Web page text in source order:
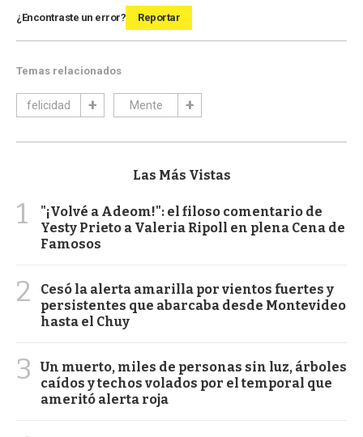
¿Encontraste un error? Reportar
Temas relacionados
felicidad Mente
Las Más Vistas
1
"¡Volvé a Adeom!": el filoso comentario de
Yesty Prieto a Valeria Ripoll en plena Cena de
Famosos
2
Cesó la alerta amarilla por vientos fuertes y
persistentes que abarcaba desde Montevideo
hasta el Chuy
3
Un muerto, miles de personas sin luz, árboles
caídos y techos volados por el temporal que
ameritó alerta roja